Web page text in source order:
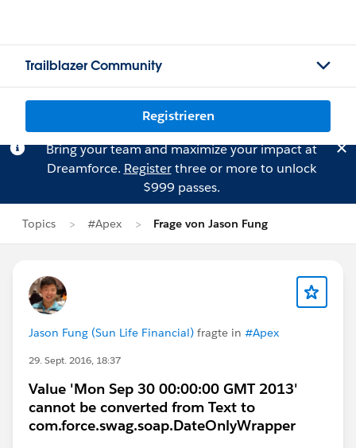
Trailblazer Community
Registrieren
Bring your team and maximize your impact at
Dreamforce. Registerthree or more to unlock
$999 passes.
Topics #Apex Frage von Jason Fung
Jason Fung (Sun Life Financial) fragte in #Apex
29. Sept. 2016, 18:37
Value 'Mon Sep 30 00:00:00 GMT 2013'
cannot be converted from Text to
com.force.swag.soap.DateOnlyWrapper